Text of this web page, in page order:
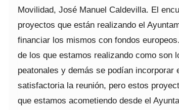
Movilidad, José Manuel Caldevilla. El
proyectos que están realizando el
financiar los mismos con fondos
de los que estamos realizando como son
peatonales y demás se podían incorporar
satisfactoria la reunión, pero estos
que estamos acometiendo desde el